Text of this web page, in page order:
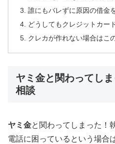
誰にもバレずに原因の借金
どうしてもクレジットカー
クレカが作れない場合はこ
ヤミ金と関わってし
相談
ヤミ金と関わってしまった！
電話に困っているという場合